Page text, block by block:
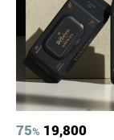
75% 19,800